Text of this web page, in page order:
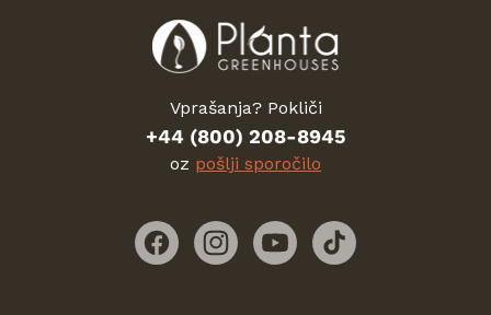
Vprašanja? Pokliči
+44 (800) 208-8945
oz pošlji sporočilo
FacebookInstagramYouTubeTikTok